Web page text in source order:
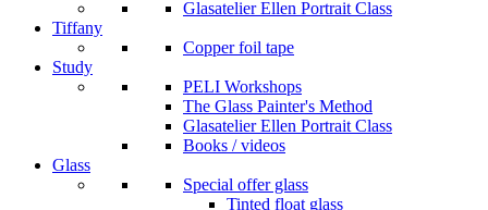
Glasatelier Ellen Portrait Class
Tiffany
Copper foil tape
Study
PELI Workshops
The Glass Painter's Method
Glasatelier Ellen Portrait Class
Books / videos
Glass
Special offer glass
Tinted float glass